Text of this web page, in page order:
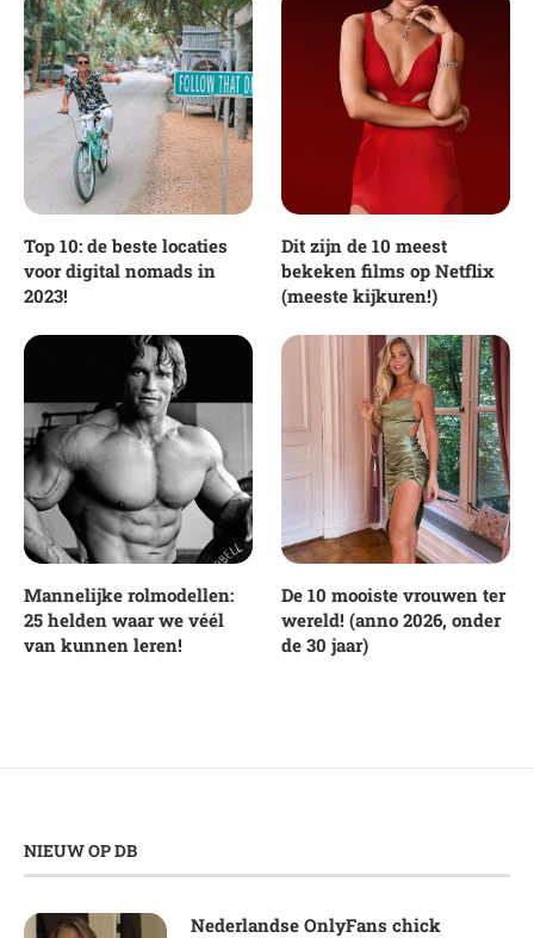
Top 10: de beste locaties
voor digital nomads in
2023!
Dit zijn de 10 meest
bekeken films op Netflix
(meeste kijkuren!)
Mannelijke rolmodellen:
25 helden waar we véél
van kunnen leren!
De 10 mooiste vrouwen ter
wereld! (anno 2026, onder
de 30 jaar)
NIEUW OP DB
Nederlandse OnlyFans chick